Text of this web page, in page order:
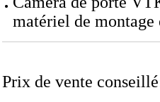
matériel de
Prix de vente